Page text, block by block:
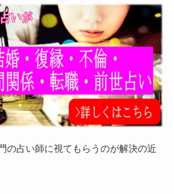
の占い師に視てもらうのが解決の近